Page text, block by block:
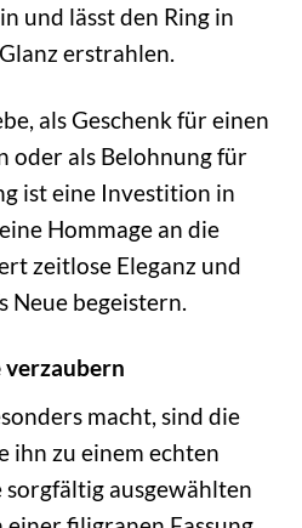
und lässt den Ring in
erstrahlen.
als Geschenk für einen
oder als Belohnung für
ist eine Investition in
Hommage an die
zeitlose Eleganz und
Neue begeistern.
verzaubern
macht, sind die
ihn zu einem echten
sorgfältig ausgewählten